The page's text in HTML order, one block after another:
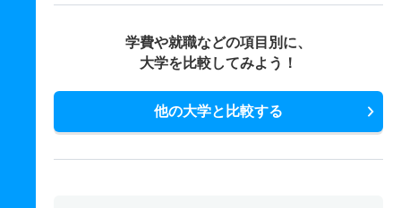
学費や就職などの項目別に、
大学を比較してみよう！
他の大学と比較する